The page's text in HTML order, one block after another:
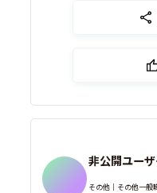
非公開ユー
その他｜その他一般